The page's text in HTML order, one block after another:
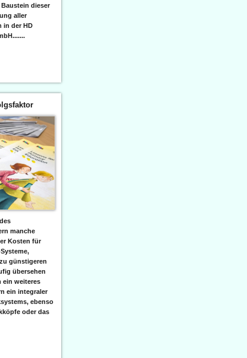
dieser
aller
in der HD
manche
Kosten für
günstigeren
übersehen
ein weiteres
ein integraler
ebenso
oder das